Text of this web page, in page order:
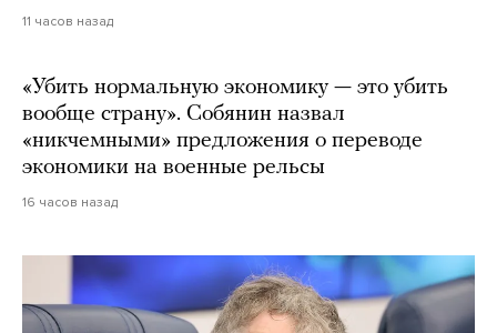
11 часов назад
«Убить нормальную экономику — это убить
вообще страну». Собянин назвал
«никчемными» предложения о переводе
экономики на военные рельсы
16 часов назад